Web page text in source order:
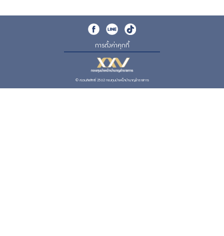
การตั้งค่าคุกกี้
© สงวนลิขสิทธิ์ 2562 กองทุนบำเหน็จบำนาญข้าราชการ